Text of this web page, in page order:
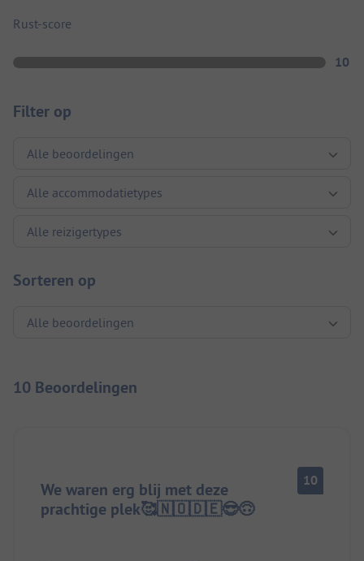
Rust-score
10
Filter op
Sorteren op
10 Beoordelingen
We waren erg blij met deze
prachtige plek🥰🇳🇴🇩🇪😎🙃
10